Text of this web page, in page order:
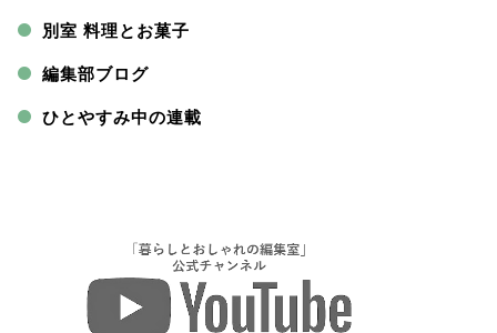
別室 料理とお菓子
編集部ブログ
ひとやすみ中の連載